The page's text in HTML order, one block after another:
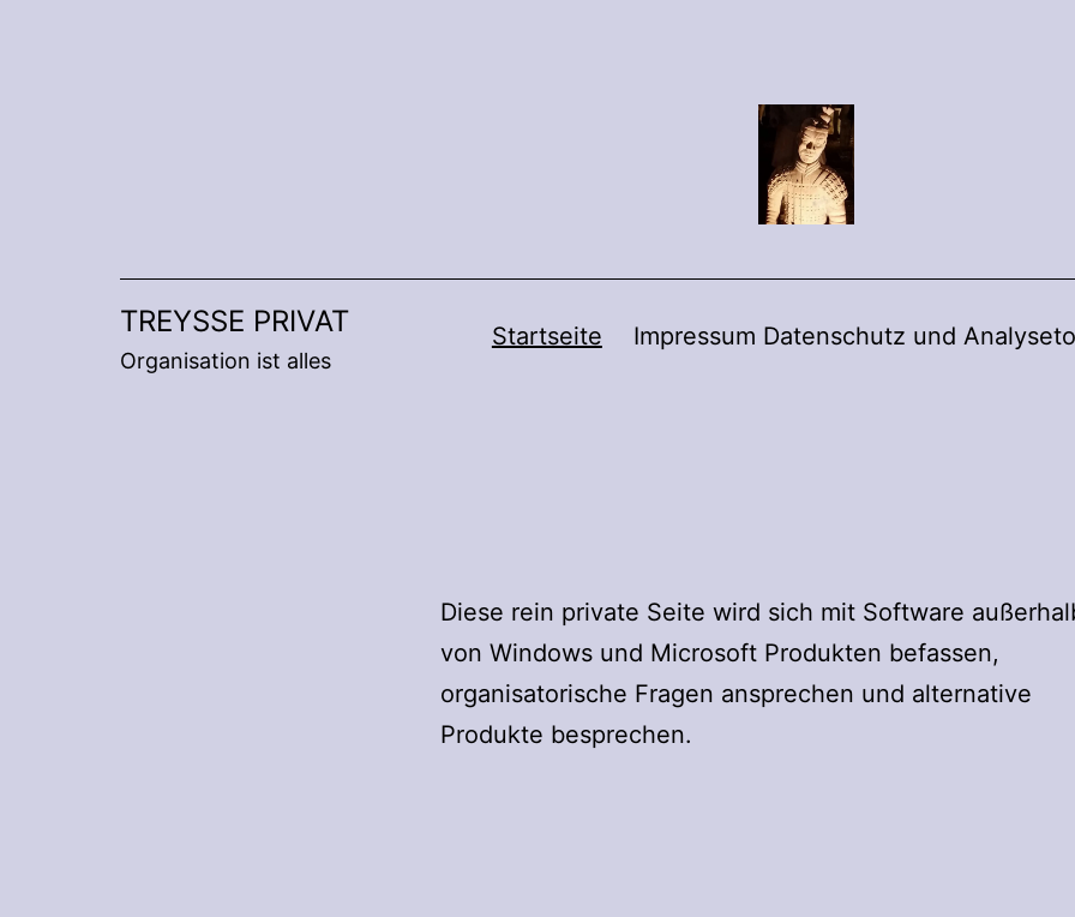
TREYSSE PRIVAT
Organisation ist alles
Startseite Impressum Datenschutz und
Diese rein private Seite wird sich mit Software
von Windows und Microsoft Produkten befassen,
organisatorische Fragen ansprechen und alternative
Produkte besprechen.